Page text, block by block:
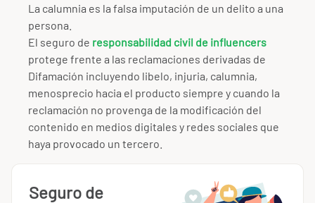
La calumnia es la falsa imputación de un delito a una
persona.
El seguro de responsabilidad civil de influencers
protege frente a las reclamaciones derivadas de
Difamación incluyendo libelo, injuria, calumnia,
menosprecio hacia el producto siempre y cuando la
reclamación no provenga de la modificación del
contenido en medios digitales y redes sociales que
haya provocado un tercero.
Seguro de